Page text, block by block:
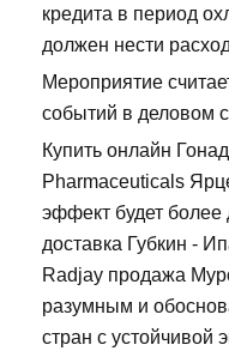
кредита в период
должен нести
Мероприятие
событий в деловом
Купить онлайн
Pharmaceuticals
эффект будет
доставка Губкин -
Radjay продажа
разумным и
стран с устойчивой